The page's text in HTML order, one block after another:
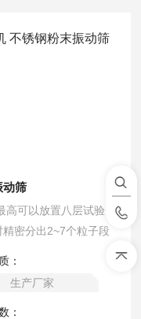
动筛
高可以放置八层试验
密分出2~7个粒子段
：
生产厂家
：